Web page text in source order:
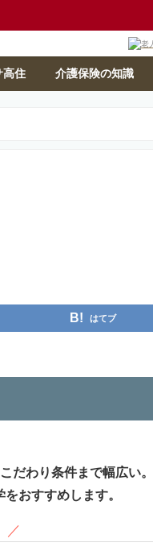
高住 介護保険の知識
はてブ
だわり条件まで幅広い。
おすすめします。
／